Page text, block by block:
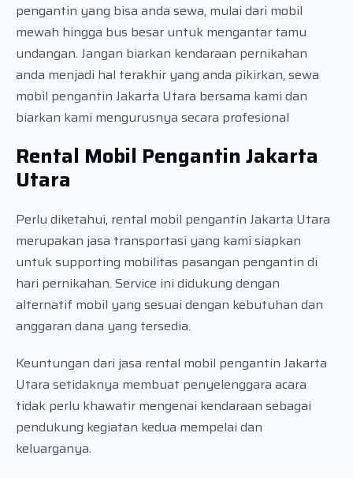
pengantin yang bisa anda sewa, mulai dari mobil
mewah hingga bus besar untuk mengantar tamu
undangan. Jangan biarkan kendaraan pernikahan
anda menjadi hal terakhir yang anda pikirkan, sewa
mobil pengantin Jakarta Utara bersama kami dan
biarkan kami mengurusnya secara profesional
Rental Mobil Pengantin Jakarta
Utara
Perlu diketahui, rental mobil pengantin Jakarta Utara
merupakan jasa transportasi yang kami siapkan
untuk supporting mobilitas pasangan pengantin di
hari pernikahan. Service ini didukung dengan
alternatif mobil yang sesuai dengan kebutuhan dan
anggaran dana yang tersedia.
Keuntungan dari jasa rental mobil pengantin Jakarta
Utara setidaknya membuat penyelenggara acara
tidak perlu khawatir mengenai kendaraan sebagai
pendukung kegiatan kedua mempelai dan
keluarganya.